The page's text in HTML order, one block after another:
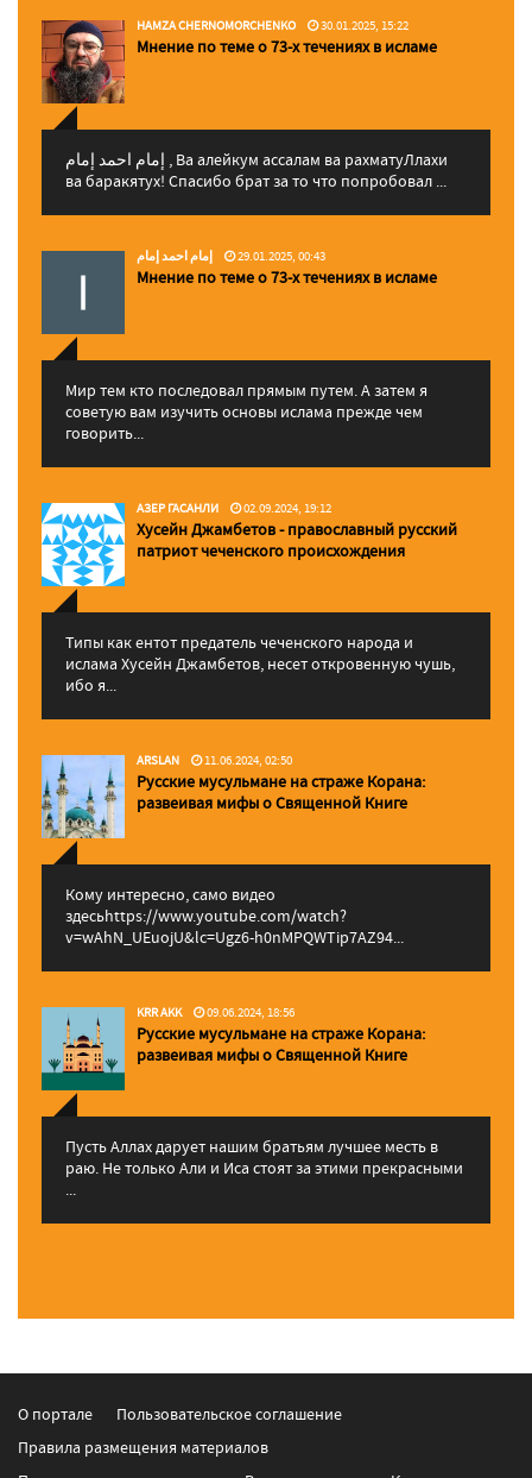
HAMZA CHERNOMORCHENKO 30.01.2025, 15:22
Мнение по теме о 73-х течениях в исламе
إمام احمد إمام , Ва алейкум ассалам ва рахматуЛлахи
ва баракятух! Спасибо брат за то что попробовал ...
إمام احمد إمام 29.01.2025, 00:43
Мнение по теме о 73-х течениях в исламе
Мир тем кто последовал прямым путем. А затем я
советую вам изучить основы ислама прежде чем
говорить...
АЗЕР ГАСАНЛИ 02.09.2024, 19:12
Хусейн Джамбетов - православный русский
патриот чеченского происхождения
Типы как ентот предатель чеченского народа и
ислама Хусейн Джамбетов, несет откровенную чушь,
ибо я...
ARSLAN 11.06.2024, 02:50
Русские мусульмане на страже Корана:
pазвеивая мифы о Священной Книге
Кому интересно, само видео
здесьhttps://www.youtube.com/watch?
v=wAhN_UEuojU&lc=Ugz6-h0nMPQWTip7AZ94...
KRR AKK 09.06.2024, 18:56
Русские мусульмане на страже Корана:
pазвеивая мифы о Священной Книге
Пусть Аллах дарует нашим братьям лучшее месть в
раю. Не только Али и Иса стоят за этими прекрасными
...
О портале
Пользовательское соглашение
Правила размещения материалов